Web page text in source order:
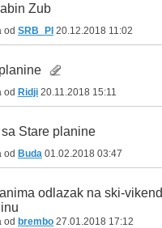
Zub
od SRB_PI 20.12.2018 11:02
od Ridji 20.11.2018 15:11
Stare planine
od Buda 01.02.2018 03:47
odlazak na ski-vikend
od brembo 27.01.2018 17:12